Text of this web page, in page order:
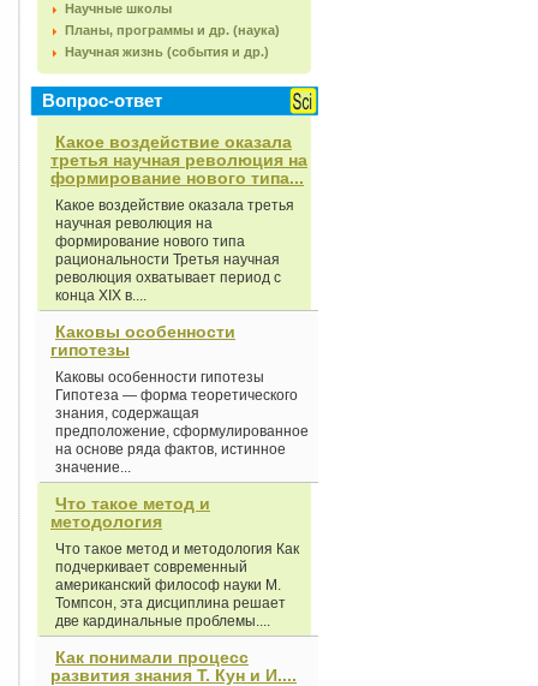
Научные школы
Планы, программы и др. (наука)
Научная жизнь (события и др.)
Вопрос-ответ
Какое воздействие оказала
третья научная революция на
формирование нового типа...
Какое воздействие оказала третья
научная революция на
формирование нового типа
рациональности Третья научная
революция охватывает период с
конца XIX в....
Каковы особенности
гипотезы
Каковы особенности гипотезы
Гипотеза — форма теоретического
знания, содержащая
предположение, сформулированное
на основе ряда фактов, истинное
значение...
Что такое метод и
методология
Что такое метод и методология Как
подчеркивает современный
американский философ науки М.
Томпсон, эта дисциплина решает
две кардинальные проблемы....
Как понимали процесс
развития знания Т. Кун и И....